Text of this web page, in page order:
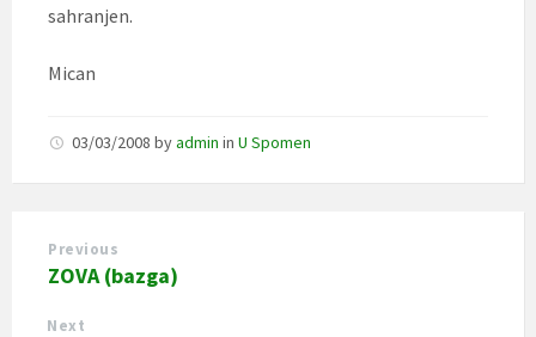
sahranjen.
Mican
03/03/2008 byadmin in U Spomen
Previous
ZOVA (bazga)
Next